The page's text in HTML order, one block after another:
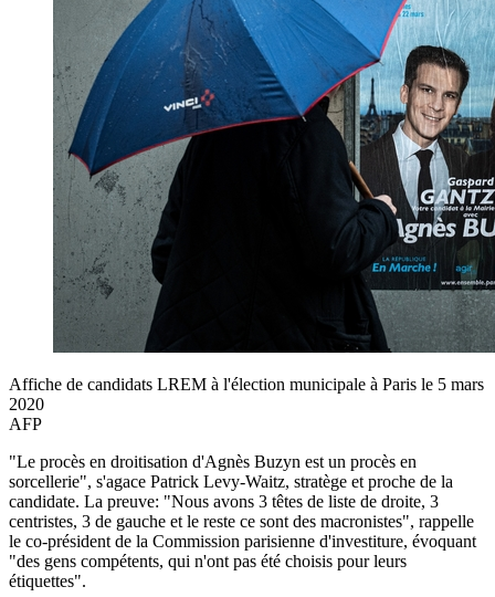
Affiche de candidats LREM à l'élection municipale à Paris le 5 mars
2020
AFP
"Le procès en droitisation d'Agnès Buzyn est un procès en
sorcellerie", s'agace Patrick Levy-Waitz, stratège et proche de la
candidate. La preuve: "Nous avons 3 têtes de liste de droite, 3
centristes, 3 de gauche et le reste ce sont des macronistes", rappelle
le co-président de la Commission parisienne d'investiture, évoquant
"des gens compétents, qui n'ont pas été choisis pour leurs
étiquettes".